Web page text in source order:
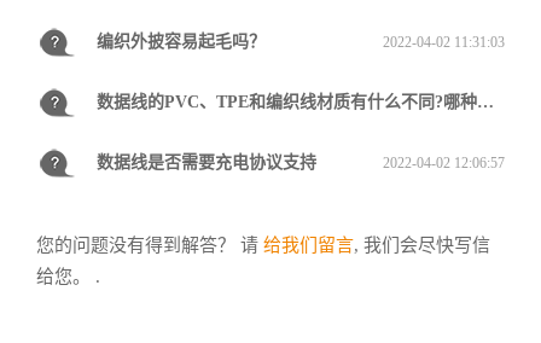
编织外披容易起毛吗？ 2022-04-02 11:31:03
数据线的PVC、TPE和编织线材质有什么不同?哪种最好?
2022-04-02 11:34:43
数据线是否需要充电协议支持 2022-04-02 12:06:57
您的问题没有得到解答？ 请 给我们留言, 我们会尽快写信
给您。 .